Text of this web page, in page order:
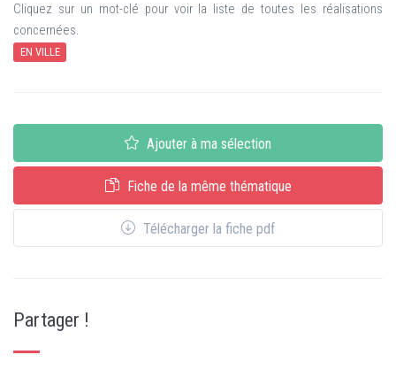
Cliquez sur un mot-clé pour voir la liste de toutes les réalisations
concernées.
EN VILLE
Ajouter à ma sélection
Fiche de la même thématique
Télécharger la fiche pdf
Partager !